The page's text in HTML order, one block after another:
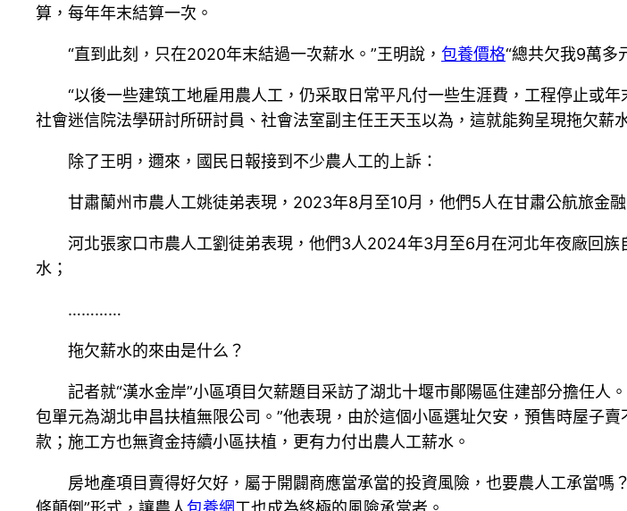
算，每年年末結算一次。
“直到此刻，只在2020年末結過一次薪水。”王明說， 包養價格“總共欠我9萬多
“以後一些建筑工地雇用農人工，仍采取日常平凡付一些生涯費，工程停止或
社會迷信院法學研討所研討員、社會法室副主任王天玉以為，這就能夠呈現拖欠薪
除了王明，邇來，國民日報接到不少農人工的上訴：
甘肅蘭州市農人工姚徒弟表現，2023年8月至10月，他們5人在甘肅公航旅金
河北張家口市農人工劉徒弟表現，他們3人2024年3月至6月在河北年夜廠回
水；
…………
拖欠薪水的來由是什么？
記者就“漢水金岸”小區項目欠薪題目采訪了湖北十堰市鄖陽區住建部分擔任
包單元為湖北申昌扶植無限公司。”他表現，由於這個小區選址欠安，預售時屋子
款；施工方也無資金持續小區扶植，更有力付出農人工薪水。
房地產項目賣得好欠好，屬于開闢商應當承當的投資風險，也要農人工承當